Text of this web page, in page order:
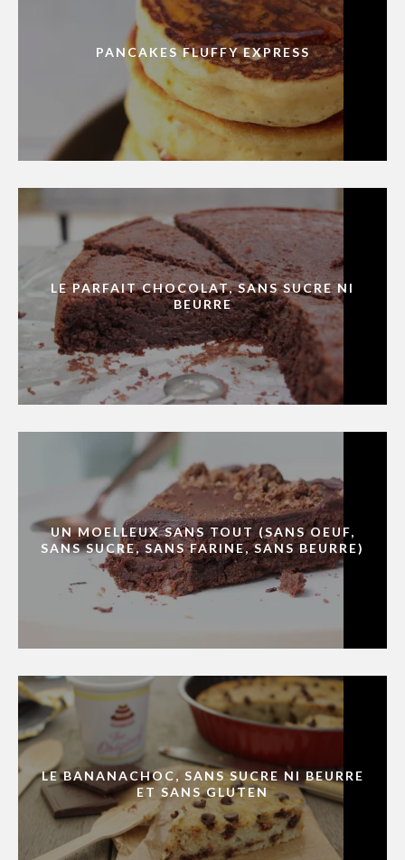
PANCAKES FLUFFY EXPRESS
LE PARFAIT CHOCOLAT, SANS SUCRE NI
BEURRE
UN MOELLEUX SANS TOUT (SANS OEUF,
SANS SUCRE, SANS FARINE, SANS BEURRE)
LE BANANACHOC, SANS SUCRE NI BEURRE
ET SANS GLUTEN